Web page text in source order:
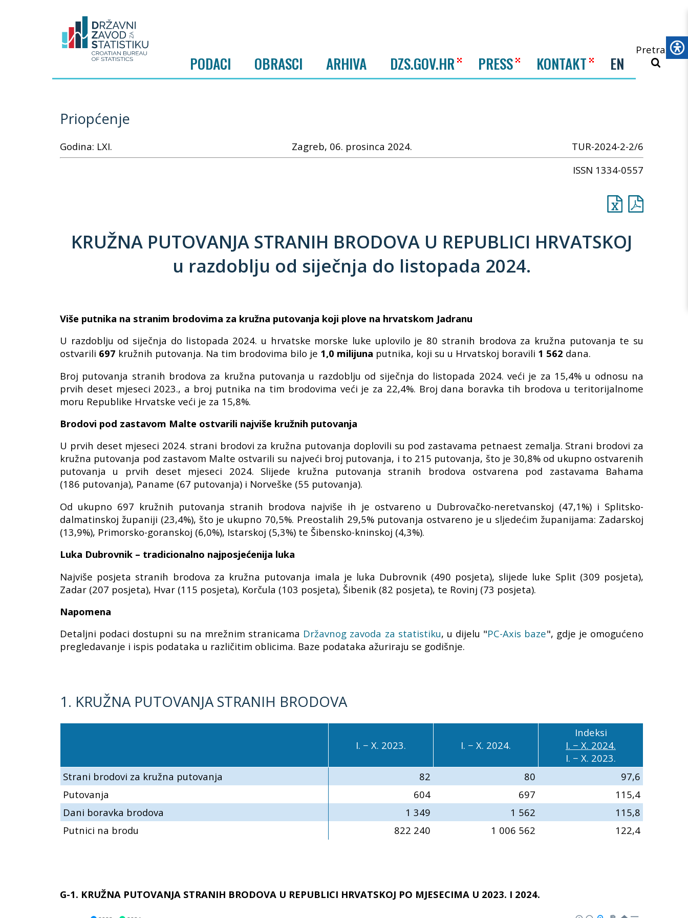
PODACI OBRASCI ARHIVA DZS.GOV.HR PRESS KONTAKT EN
Pretraži
Priopćenje
Godina: LXI. Zagreb, 06. prosinca 2024.
TUR-2024-2-2/6
ISSN 1334-0557
KRUŽNA PUTOVANJA STRANIH BRODOVA U REPUBLICI HRVATSKOJ
u razdoblju od siječnja do listopada 2024.
Više putnika na stranim brodovima za kružna putovanja koji plove na hrvatskom Jadranu
U razdoblju od siječnja do listopada 2024. u hrvatske morske luke uplovilo je 80 stranih brodova za kružna putovanja te su
ostvarili 697 kružnih putovanja. Na tim brodovima bilo je 1,0 milijuna putnika, koji su u Hrvatskoj boravili 1 562 dana.
Broj putovanja stranih brodova za kružna putovanja u razdoblju od siječnja do listopada 2024. veći je za 15,4% u odnosu na
prvih deset mjeseci 2023., a broj putnika na tim brodovima veći je za 22,4%. Broj dana boravka tih brodova u teritorijalnome
moru Republike Hrvatske veći je za 15,8%.
Brodovi pod zastavom Malte ostvarili najviše kružnih putovanja
U prvih deset mjeseci 2024. strani brodovi za kružna putovanja doplovili su pod zastavama petnaest zemalja. Strani brodovi za
kružna putovanja pod zastavom Malte ostvarili su najveći broj putovanja, i to 215 putovanja, što je 30,8% od ukupno ostvarenih
putovanja u prvih deset mjeseci 2024. Slijede kružna putovanja stranih brodova ostvarena pod zastavama Bahama
(186 putovanja), Paname (67 putovanja) i Norveške (55 putovanja).
Od ukupno 697 kružnih putovanja stranih brodova najviše ih je ostvareno u Dubrovačko-neretvanskoj (47,1%) i Splitsko-
dalmatinskoj županiji (23,4%), što je ukupno 70,5%. Preostalih 29,5% putovanja ostvareno je u sljedećim županijama: Zadarskoj
(13,9%), Primorsko-goranskoj (6,0%), Istarskoj (5,3%) te Šibensko-kninskoj (4,3%).
Luka Dubrovnik – tradicionalno najposjećenija luka
Najviše posjeta stranih brodova za kružna putovanja imala je luka Dubrovnik (490 posjeta), slijede luke Split (309 posjeta),
Zadar (207 posjeta), Hvar (115 posjeta), Korčula (103 posjeta), Šibenik (82 posjeta), te Rovinj (73 posjeta).
Napomena
Detaljni podaci dostupni su na mrežnim stranicama Državnog zavoda za statistiku, u dijelu "PC-Axis baze", gdje je omogućeno
pregledavanje i ispis podataka u različitim oblicima. Baze podataka ažuriraju se godišnje.
1. KRUŽNA PUTOVANJA STRANIH BRODOVA
I. − X. 2023. I. − X. 2024.
Indeksi
I. − X. 2024.
I. − X. 2023.
Strani brodovi za kružna putovanja
82 80
97,6
Putovanja
604 697
115,4
Dani boravka brodova
1 349 1 562
115,8
Putnici na brodu
822 240 1 006 562 122,4
G-1. KRUŽNA PUTOVANJA STRANIH BRODOVA U REPUBLICI HRVATSKOJ PO MJESECIMA U 2023. I 2024.